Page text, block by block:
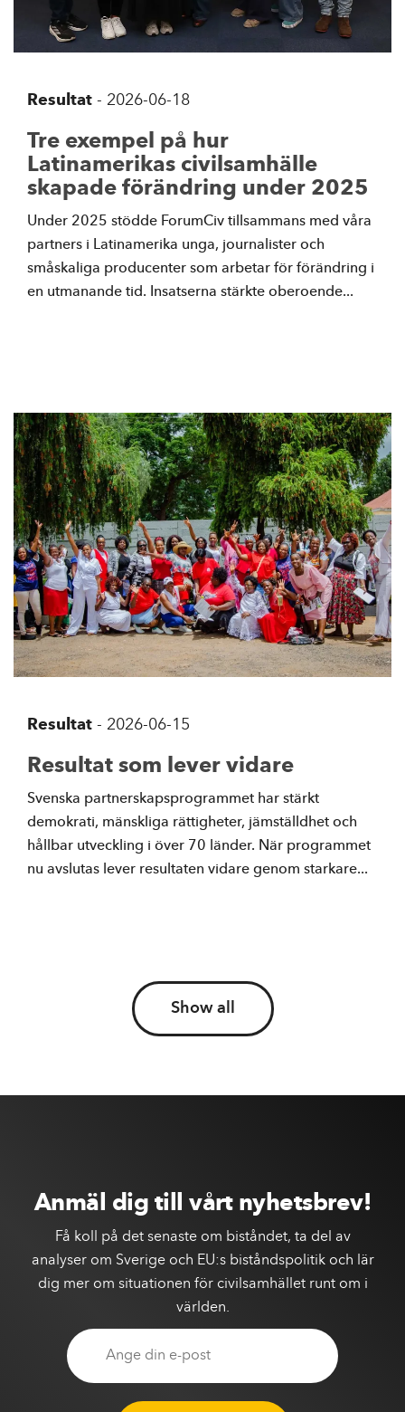
Resultat - 2026-06-18
Tre exempel på hur
Latinamerikas civilsamhälle
skapade förändring under 2025
Under 2025 stödde ForumCiv tillsammans med våra
partners i Latinamerika unga, journalister och
småskaliga producenter som arbetar för förändring i
en utmanande tid. Insatserna stärkte oberoende...
Resultat - 2026-06-15
Resultat som lever vidare
Svenska partnerskapsprogrammet har stärkt
demokrati, mänskliga rättigheter, jämställdhet och
hållbar utveckling i över 70 länder. När programmet
nu avslutas lever resultaten vidare genom starkare...
Show all
Anmäl dig till vårt nyhetsbrev!
Få koll på det senaste om biståndet, ta del av
analyser om Sverige och EU:s biståndspolitik och lär
dig mer om situationen för civilsamhället runt om i
världen.